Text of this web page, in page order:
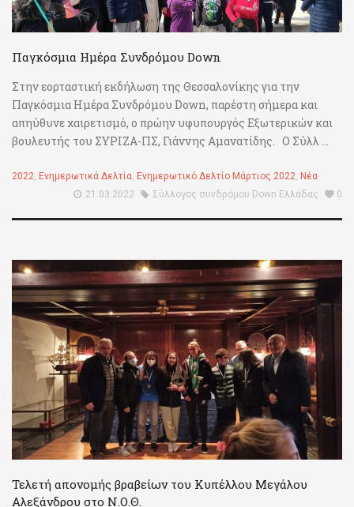
Παγκόσμια Ημέρα Συνδρόμου Down
Στην εορταστική εκδήλωση της Θεσσαλονίκης για την
Παγκόσμια Ημέρα Συνδρόμου Down, παρέστη σήμερα και
απηύθυνε χαιρετισμό, ο πρώην υφυπουργός Εξωτερικών και
βουλευτής του ΣΥΡΙΖΑ-ΠΣ, Γιάννης Αμανατίδης. Ο Σύλλ ...
2022, Ενημερωτικά Δελτία, Ενημερωτικό Δελτίο Μάρτιος 2022, Νέα
21.03.2022
Σύλλογος συνδρόμου Down Ελλάδας 0
Τελετή απονομής βραβείων του Κυπέλλου Μεγάλου
Αλεξάνδρου στο Ν.Ο.Θ.